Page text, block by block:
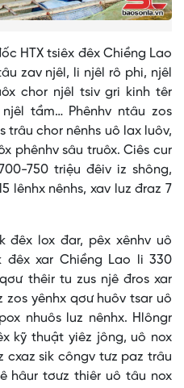
HTX tsiêx đêx Chiềng Lao
zav njêl, li njêl rô phi, njêl
chor njêl tsiv gri kinh têr
tầm… Phênhv ntâu zos
trâu chor nênhs uô lax luôv,
phênhv sâu truôx. Ciês cur
750 triệu đêiv iz shông,
lênhx nênhs, xav luz đraz 7
đêx lox đar, pêx xênhv uô
đêx xar Chiềng Lao li 330
thêir tu zus njê đros xar
zos yênhx qơư huôv tsar uô
nhuôs luz nênhx. Hlôngr
kỹ thuật yiêz jông, uô nox
cxaz sik côngv tưz paz trâu
hâur tơưz thiêr uô tâu nox